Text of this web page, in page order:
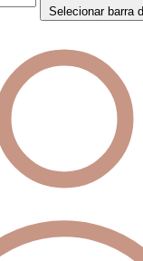
Selecionar barra